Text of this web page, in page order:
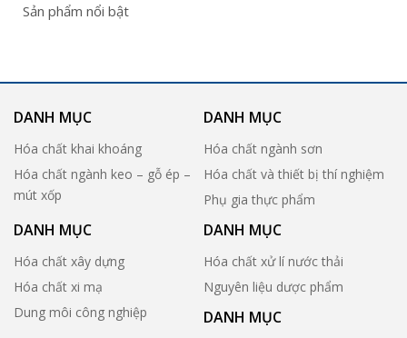
Sản phẩm nổi bật
DANH MỤC
Hóa chất khai khoáng
Hóa chất ngành keo – gỗ ép –
mút xốp
DANH MỤC
Hóa chất ngành sơn
Hóa chất và thiết bị thí nghiệm
Phụ gia thực phẩm
DANH MỤC
Hóa chất xây dựng
Hóa chất xi mạ
Dung môi công nghiệp
DANH MỤC
Hóa chất xử lí nước thải
Nguyên liệu dược phẩm
DANH MỤC